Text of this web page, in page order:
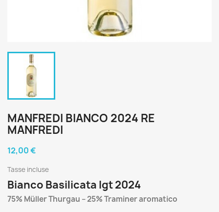
MANFREDI BIANCO 2024 RE
MANFREDI
12,00 €
Tasse incluse
Bianco Basilicata Igt 2024
75% Müller Thurgau – 25% Traminer aromatico